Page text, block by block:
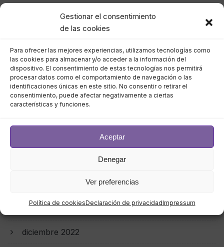
Gestionar el consentimiento
de las cookies
Para ofrecer las mejores experiencias, utilizamos tecnologías como
las cookies para almacenar y/o acceder a la información del
dispositivo. El consentimiento de estas tecnologías nos permitirá
procesar datos como el comportamiento de navegación o las
identificaciones únicas en este sitio. No consentir o retirar el
consentimiento, puede afectar negativamente a ciertas
características y funciones.
Aceptar
Denegar
Ver preferencias
Política de cookiesDeclaración de privacidadImpressum
septiembre 2023
julio 2023
junio 2023
enero 2023
diciembre 2022